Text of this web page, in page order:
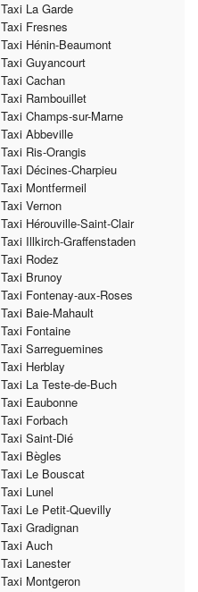
Taxi La Garde
Taxi Fresnes
Taxi Hénin-Beaumont
Taxi Guyancourt
Taxi Cachan
Taxi Rambouillet
Taxi Champs-sur-Marne
Taxi Abbeville
Taxi Ris-Orangis
Taxi Décines-Charpieu
Taxi Montfermeil
Taxi Vernon
Taxi Hérouville-Saint-Clair
Taxi Illkirch-Graffenstaden
Taxi Rodez
Taxi Brunoy
Taxi Fontenay-aux-Roses
Taxi Baie-Mahault
Taxi Fontaine
Taxi Sarreguemines
Taxi Herblay
Taxi La Teste-de-Buch
Taxi Eaubonne
Taxi Forbach
Taxi Saint-Dié
Taxi Bègles
Taxi Le Bouscat
Taxi Lunel
Taxi Le Petit-Quevilly
Taxi Gradignan
Taxi Auch
Taxi Lanester
Taxi Montgeron